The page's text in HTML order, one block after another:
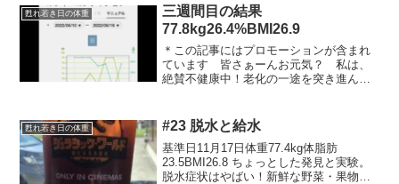
中、毎日の運動を記録...
甦れ若き日の体重
三週間目の結果
77.8kg26.4%BMI26.9
＊この記事にはプロモーションが含まれ
ています 皆さぁーんお元気？ 私は、
絶賛不健康中！老化の一途を突き進んで
数日前、「最近上半身の運動してないな
ぁー、ランニングもサボっ...
甦れ若き日の体重 #23 脱水と給水
基準日11月17日体重77.4kg体脂肪
23.5BMI26.8 ちょっとした発見と実験。
脱水症状はやばい！新鮮な野菜・果物・